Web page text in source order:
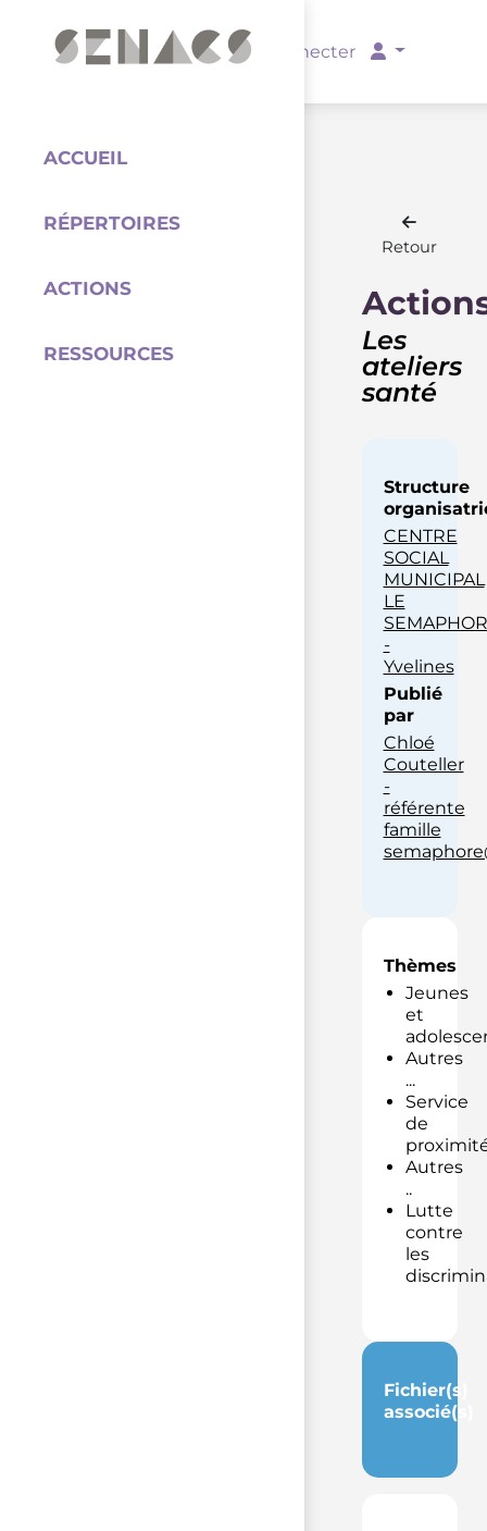
Se connecter
ACCUEIL
RÉPERTOIRES
ACTIONS
RESSOURCES
Retour
Les
ateliers
santé
Structure
CENTRE
SOCIAL
MUNICIPAL
LE
-
Yvelines
Publié
par
Chloé
Couteller
-
référente
famille
Thèmes
Jeunes
et
Autres
...
Service
de
Autres
..
Lutte
contre
les
Fichier(s)
associé(s)